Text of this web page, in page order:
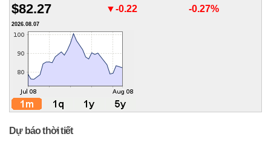
$82.27 ▼-0.22 -0.27%
2026.08.07
Dự báo thời tiết